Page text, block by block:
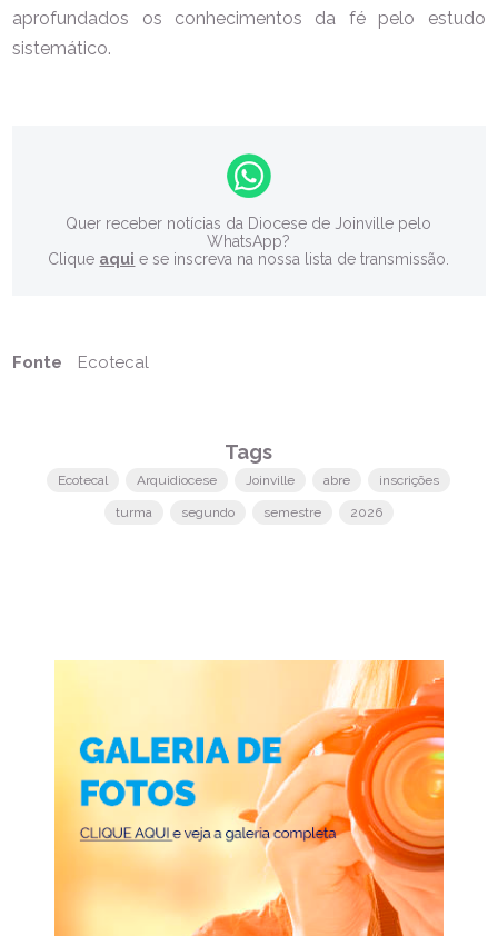
aprofundados os conhecimentos da fé pelo estudo
sistemático.
Quer receber notícias da Diocese de Joinville pelo
WhatsApp?
Clique aqui e se inscreva na nossa lista de transmissão.
Fonte Ecotecal
Tags
Ecotecal Arquidiocese Joinville abre inscrições
turma segundo semestre 2026